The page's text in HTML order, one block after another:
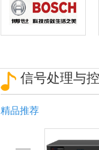
信号处理与
精品推荐